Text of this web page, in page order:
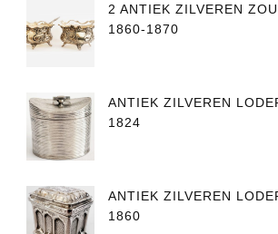
2 ANTIEK ZILVEREN
1860-1870
ANTIEK ZILVEREN
1824
ANTIEK ZILVEREN
1860